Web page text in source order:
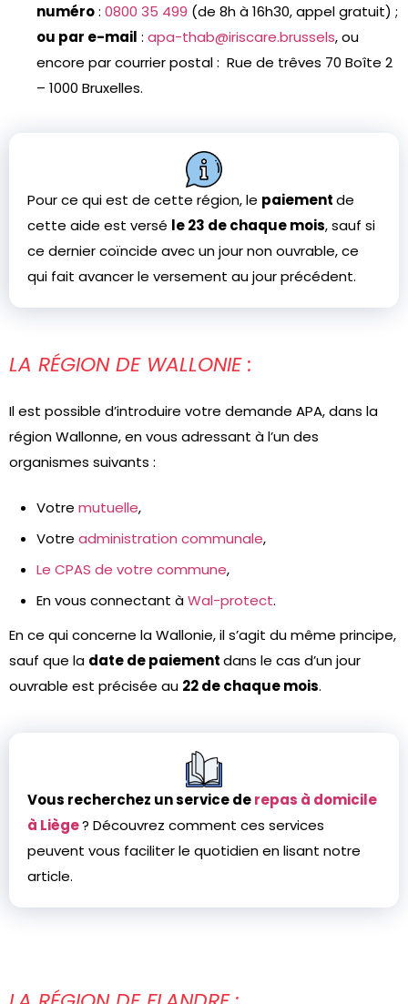
numéro: 0800 35 499 (de 8h à 16h30, appel gratuit) ;
ou par e-mail : apa-thab@iriscare.brussels, ou
encore par courrier postal : Rue de trêves 70 Boîte 2
– 1000 Bruxelles.
Pour ce qui est de cette région, le paiementde
cette aide est versé le 23 de chaque mois, sauf si
ce dernier coïncide avec un jour non ouvrable, ce
qui fait avancer le versement au jour précédent.
LA RÉGION DE WALLONIE :
Il est possible d’introduire votre demande APA, dans la
région Wallonne, en vous adressant à l’un des
organismes suivants :
Votre mutuelle,
Votre administration communale,
Le CPAS de votre commune,
En vous connectant àWal-protect.
En ce qui concerne la Wallonie, il s’agit du même principe,
sauf que la date de paiementdans le cas d’un jour
ouvrable est précisée au 22 de chaque mois.
Vous recherchez un service derepas à domicile
à Liège? Découvrez comment ces services
peuvent vous faciliter le quotidien en lisant notre
article.